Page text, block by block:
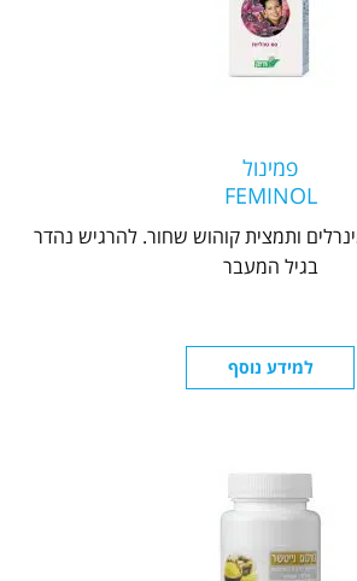
פמינול
FEMINOL
ותמצית קוהוש שחור. להרגיש נהדר
בגיל המעבר
למידע נוסף